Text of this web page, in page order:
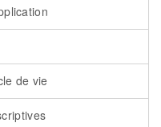
de vie